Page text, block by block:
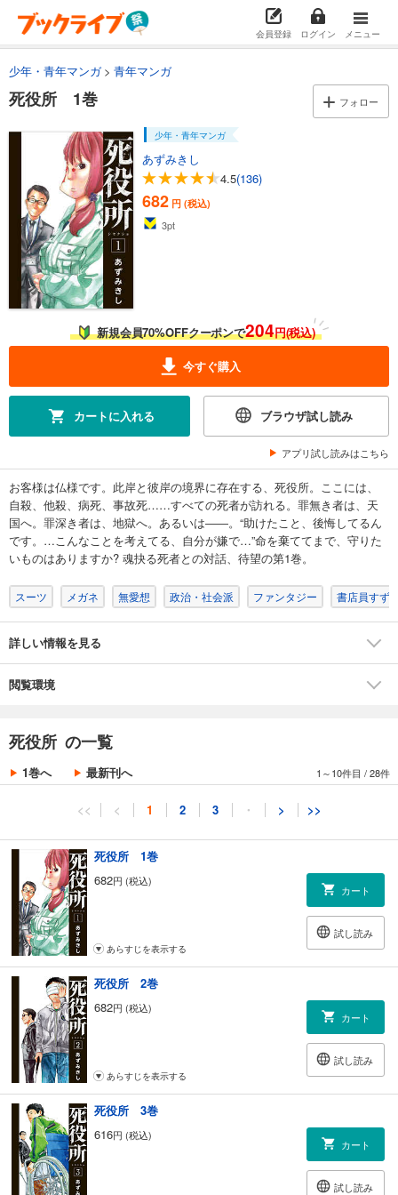
会員登録 ログイン メニュー
少年・青年マンガ 青年マンガ
死役所 1巻 フォロー
少年・青年マンガ
あずみきし
4.5(136)
682 円 (税込)
3pt
新規会員70%OFFクーポンで204円(税込)
今すぐ購入
カートに入れる ブラウザ試し読み
アプリ試し読みはこちら
お客様は仏様です。此岸と彼岸の境界に存在する、死役所。ここには、
自殺、他殺、病死、事故死……すべての死者が訪れる。罪無き者は、天
国へ。罪深き者は、地獄へ。あるいは――。“助けたこと、後悔してるん
です。…こんなことを考えてる、自分が嫌で…”命を棄ててまで、守りた
いものはありますか? 魂抉る死者との対話、待望の第1巻。
スーツ メガネ 無愛想 政治・社会派 ファンタジー 書店員すず
詳しい情報を見る
閲覧環境
死役所 の一覧
1巻へ 最新刊へ 1～10件目 /28件
<< < 1 2 3 ・ > >>
死役所 1巻
682円 (税込)
カート
試し読み
あらすじを表示する
死役所 2巻
682円 (税込)
カート
試し読み
あらすじを表示する
死役所 3巻
616円 (税込)
カート
試し読み